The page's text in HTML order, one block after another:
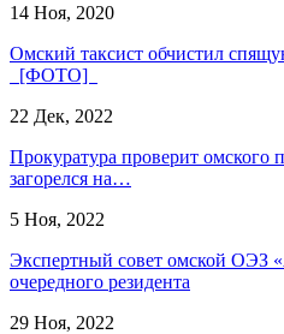
14 Ноя, 2020
Омский таксист обчистил
[ФОТО]
22 Дек, 2022
Прокуратура проверит омского
загорелся на…
5 Ноя, 2022
Экспертный совет омской ОЭЗ
очередного резидента
29 Ноя, 2022